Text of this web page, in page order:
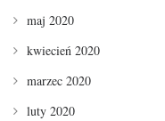
maj 2020
kwiecień 2020
marzec 2020
luty 2020